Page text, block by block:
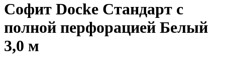
Софит Docke Стандарт с
полной перфорацией Белый
3,0 м